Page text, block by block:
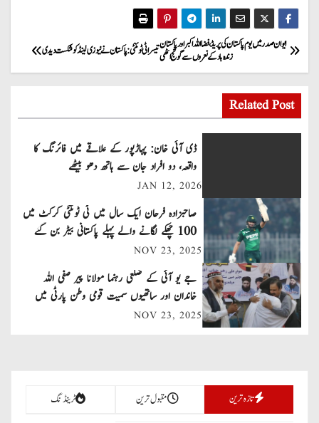
P
o
s
t
a
v
i
g
a
o
تیسرا ٹی ٹوئنٹی: پاکستان نے نیوزی لینڈ کو شکست دیدیایوان صدر میں یوم پاکستان کی پریڈ ، فضا اللہ اکبر اور پاکستان
زندہ باد کے نعروں سے گونج اٹھی
Related Post
ڈی آئی خان: پہاڑپور کے علاقے میں فائرنگ کا
واقعہ، دو افراد جان سے ہاتھ دھو بیٹھے
JAN 12, 2026
صاحبزادہ فرحان ایک سال میں ٹی ٹوئنٹی کرکٹ میں
100 چھکے لگانے والے پہلے پاکستانی بیٹر بن گئے
NOV 23, 2025
جے یو آئی کے ضلعی رہنما مولانا پیر صفی اللہ
خاندان اور ساتھیوں سمیت قومی وطن پارٹی میں
شامل
NOV 23, 2025
تازہ ترین مقبول ترین ٹرینڈنگ